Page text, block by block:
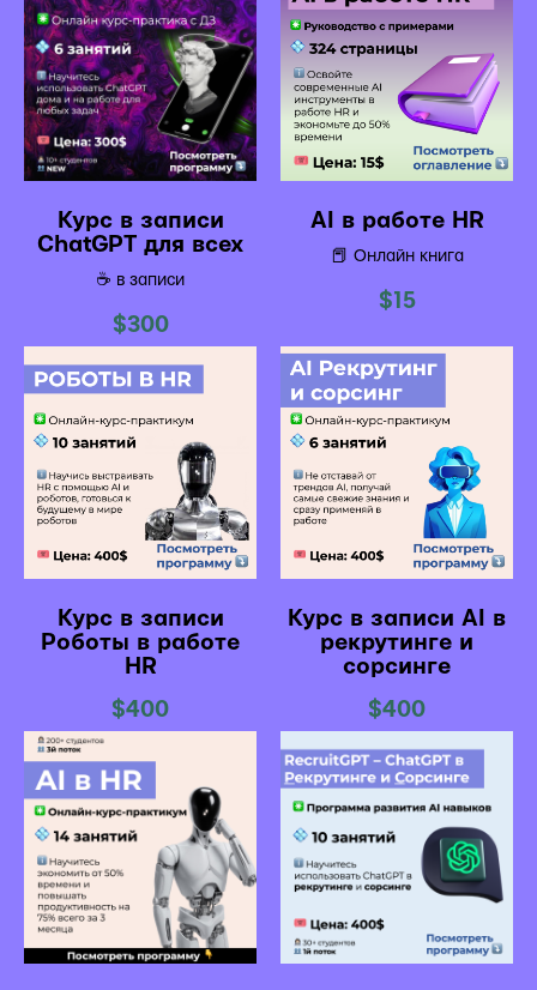
Курс в записи
ChatGPT для всех
☕️ в записи
$300
AI в работе HR
📕 Онлайн книга
$15
Курс в записи
Роботы в работе
HR
$400
Курс в записи AI в
рекрутинге и
сорсинге
$400